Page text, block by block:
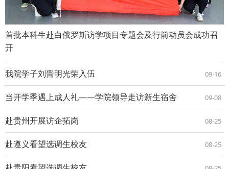
首批本科生赴白俄罗斯访学项目专题会及行前动员会成功召
开
我院学子刘晋明光荣入伍 09-16
当开学季遇上成人礼——学院领导走访新生宿舍 09-08
赴贵州开展访企拓岗 08-25
赴遵义看望选调生校友 08-25